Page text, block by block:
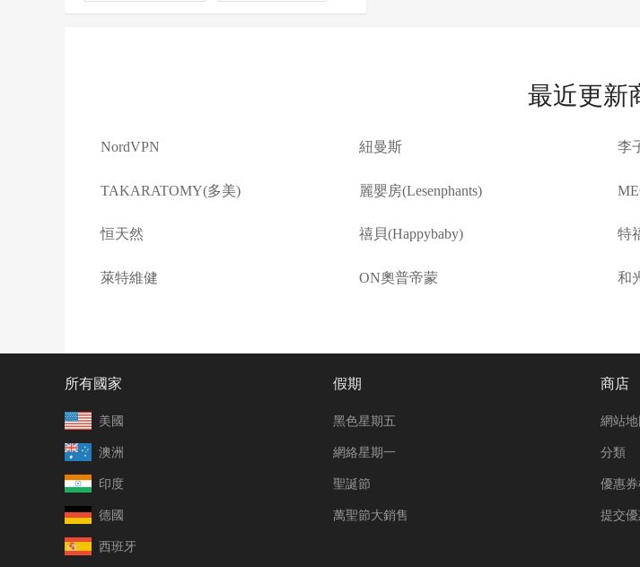
最近更新
NordVPN 紐曼斯 李
TAKARATOMY(多美) 麗嬰房(Lesenphants)
恒天然 禧貝(Happybaby) 特
萊特維健 ON奧普帝蒙 和
所有國家
美國
澳洲
印度
德國
西班牙
假期
黑色星期五
網絡星期一
聖誕節
萬聖節大銷售
商店
網站地
分類
優惠
提交